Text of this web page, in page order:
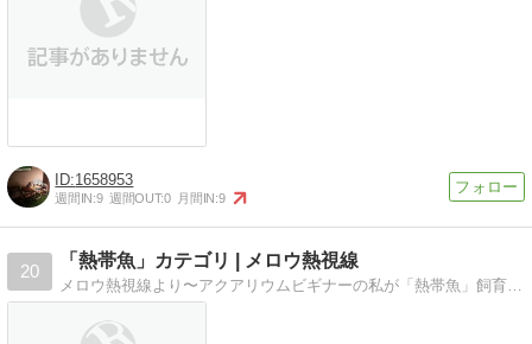
1658953
週間IN:9 週間OUT:0 月間IN:9
20
「熱帯魚」カテゴリ | メロウ熱視線
メロウ熱視線より〜アクアリウムビギナーの私が「熱帯魚」飼育を始めました。